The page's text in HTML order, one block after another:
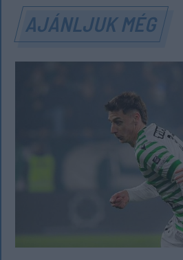
AJÁNLJUK MÉG